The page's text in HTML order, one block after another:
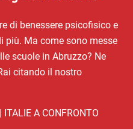
di benessere psicofisico e
più. Ma come sono messe
scuole in Abruzzo? Ne
citando il nostro
| ITALIE A CONFRONTO